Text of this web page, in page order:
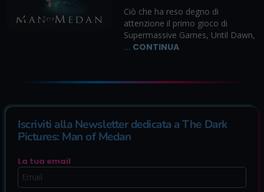
Ciò che ha reso degno di
attenzione il primo gioco di
Supermassive Games, Until Dawn,
… CONTINUA
Iscriviti alla Newsletter dedicata a The Dark
Pictures: Man of Medan
La tua email